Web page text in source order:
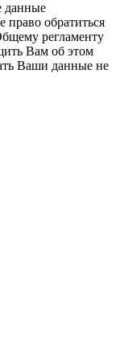
данные
обратиться
регламенту
Вам об этом
Ваши данные не